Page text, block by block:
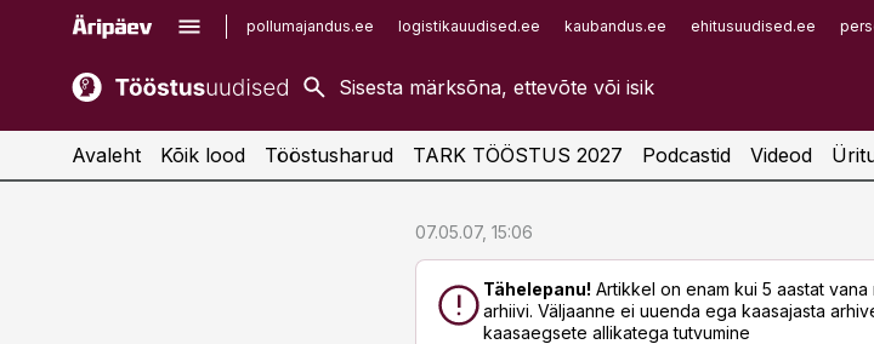
pollumajandus.ee logistikauudised.ee kaubandus.ee ehitusuudised.ee
kaubandus.ee
kinnisvarauudised.ee
imelineajalugu.ee
Infopank
Avaleht Kõik lood Tööstusharud TARK TÖÖSTUS 2027 Podcastid Videod
07.05.07, 15:06
Tähelepanu! Artikkel on enam kui 5 aastat
arhiivi. Väljaanne ei uuenda ega kaasajasta
kaasaegsete allikatega tutvumine